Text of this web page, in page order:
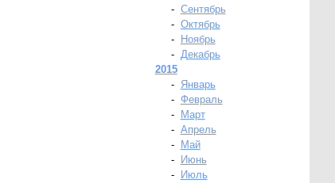
- Сентябрь
- Октябрь
-
Ноябрь
- Декабрь
2015
-
Январь
- Февраль
-
Март
- Апрель
-
Май
-
Июнь
-
Июль